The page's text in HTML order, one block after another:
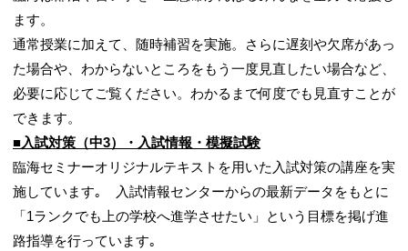
ます。
通常授業に加えて、随時補習を実施。さらに遅刻や欠席があっ
た場合や、わからないところをもう一度見直したい場合など、
必要に応じてご覧ください。わかるまで何度でも見直すことが
できます。
■入試対策（中3）・入試情報・模擬試験
臨海セミナーオリジナルテキストを用いた入試対策の講座を実
施しています｡ 入試情報センターからの最新データをもとに
「1ランクでも上の学校へ進学させたい」という目標を掲げ進
路指導を行っています｡